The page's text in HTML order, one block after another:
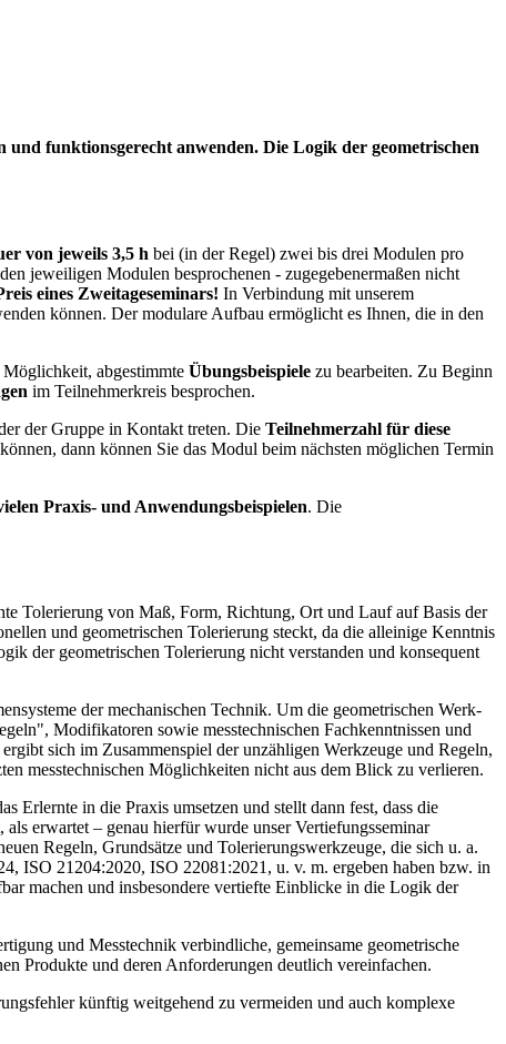
funktionsgerecht anwenden. Die Logik der geometrischen
von jeweils 3,5 h bei (in der Regel) zwei bis drei Modulen pro
jeweiligen Modulen besprochenen - zugegebenermaßen nicht
eines Zweitageseminars! In Verbindung mit unserem
können. Der modulare Aufbau ermöglicht es Ihnen, die in den
abgestimmte Übungsbeispiele zu bearbeiten. Zu Beginn
im Teilnehmerkreis besprochen.
der Gruppe in Kontakt treten. Die Teilnehmerzahl für diese
dann können Sie das Modul beim nächsten möglichen Termin
Praxis- und Anwendungsbeispielen. Die
Tolerierung von Maß, Form, Richtung, Ort und Lauf auf Basis der
und geometrischen Tolerierung steckt, da die alleinige Kenntnis
der geometrischen Tolerierung nicht ver­standen und konsequent
der me­chanischen Technik. Um die geometrischen Werk­
Modifikatoren sowie messtechni­schen Fachkenntnissen und
sich im Zusammen­spiel der unzäh­ligen Werkzeuge und Regeln,
messtechnischen Mög­lichkeiten nicht aus dem Blick zu verlieren.
Erlernte in die Praxis umsetzen und stellt dann fest, dass die
erwartet – genau hierfür wurde unser Vertiefungsseminar
Regeln, Grundsätze und Tolerierungswerkzeuge, die sich u. a.
ISO 21204:2020, ISO 22081:2021, u. v. m. ergeben haben bzw. in
machen und insbesondere vertiefte Einblicke in die Logik der
und Messtechnik verbindliche, gemeinsame geomet­rische
Produkte und deren Anforderungen deutlich ver­einfachen.
künftig weitgehend zu vermeiden und auch komplexe